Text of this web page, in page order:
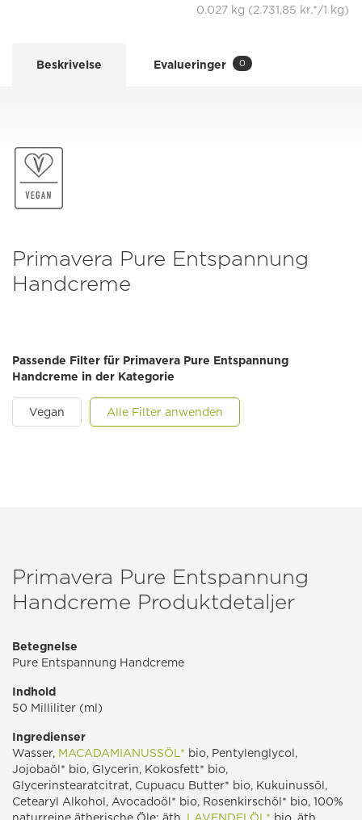
0.027 kg (2.731,85 kr.*/1 kg)
Beskrivelse Evalueringer 0
Primavera Pure Entspannung
Handcreme
Passende Filter für Primavera Pure Entspannung
Handcreme in der Kategorie
Vegan Alle Filter anwenden
Primavera Pure Entspannung
Handcreme Produktdetaljer
Betegnelse
Pure Entspannung Handcreme
Indhold
50 Milliliter (ml)
Ingredienser
Wasser, MACADAMIANUSSÖL* bio, Pentylenglycol,
Jojobaöl* bio, Glycerin, Kokosfett* bio,
Glycerinstearatcitrat, Cupuacu Butter* bio, Kukuinussöl,
Cetearyl Alkohol, Avocadoöl* bio, Rosenkirschöl* bio, 100%